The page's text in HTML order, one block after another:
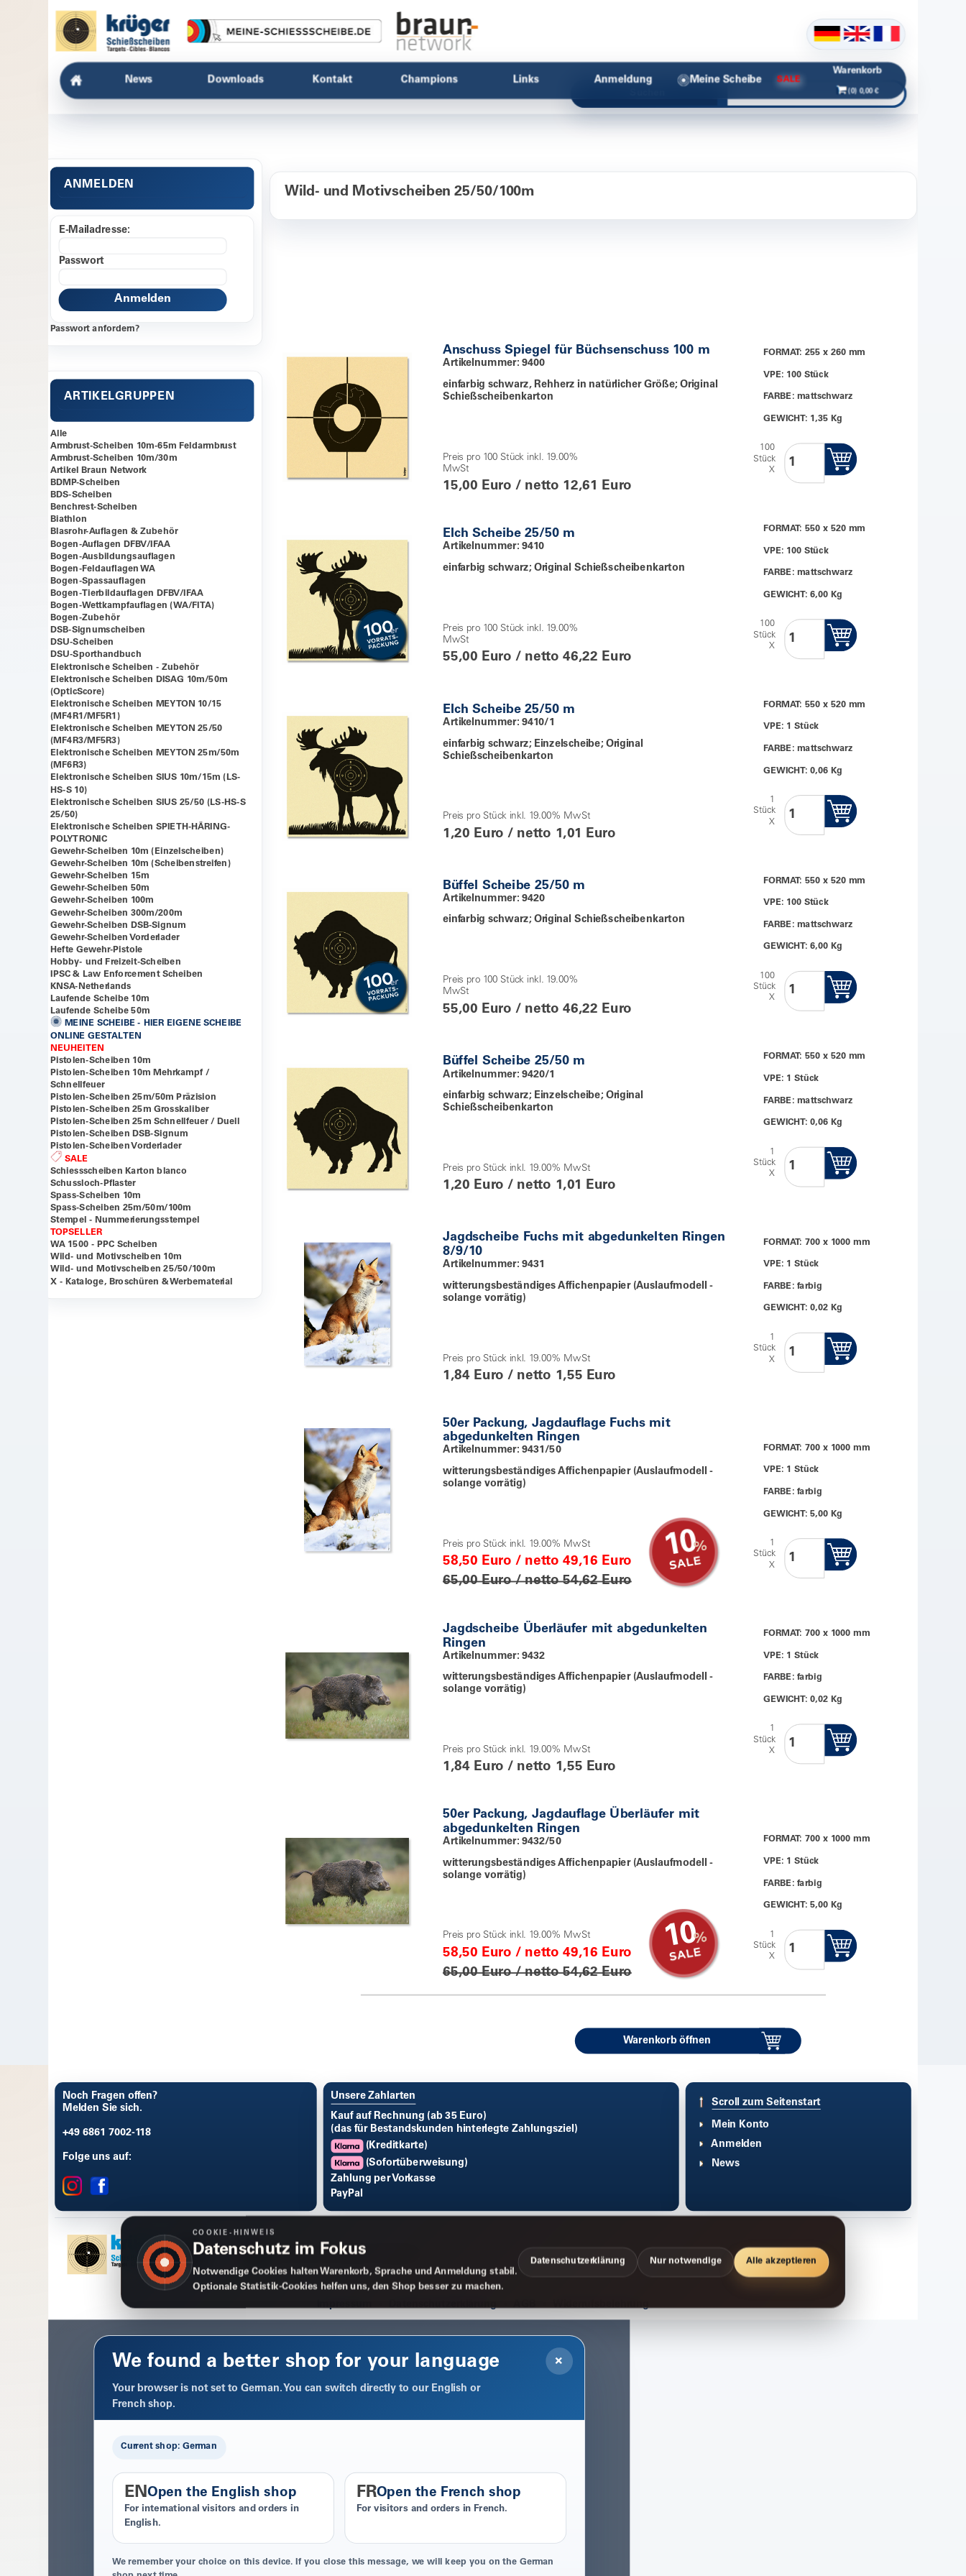
News Downloads Kontakt Champions Links Anmeldung Meine Scheibe SALE
Warenkorb
(0) 0,00 €
Wild- und Motivscheiben 25/50/100m
Anschuss Spiegel für Büchsenschuss 100 m
Artikelnummer: 9400
einfarbig schwarz, Rehherz in natürlicher Größe; Original
Schießscheibenkarton
Preis pro 100 Stück inkl. 19.00%
MwSt
15,00 Euro / netto 12,61 Euro
FORMAT: 255 x 260 mm
VPE: 100 Stück
FARBE: mattschwarz
GEWICHT: 1,35 Kg
100
Stück
X
Elch Scheibe 25/50 m
Artikelnummer: 9410
einfarbig schwarz; Original Schießscheibenkarton
Preis pro 100 Stück inkl. 19.00%
MwSt
55,00 Euro / netto 46,22 Euro
FORMAT: 550 x 520 mm
VPE: 100 Stück
FARBE: mattschwarz
GEWICHT: 6,00 Kg
100
Stück
X
Elch Scheibe 25/50 m
Artikelnummer: 9410/1
einfarbig schwarz; Einzelscheibe; Original
Schießscheibenkarton
Preis pro Stück inkl. 19.00% MwSt
1,20 Euro / netto 1,01 Euro
FORMAT: 550 x 520 mm
VPE: 1 Stück
FARBE: mattschwarz
GEWICHT: 0,06 Kg
1
Stück
X
Büffel Scheibe 25/50 m
Artikelnummer: 9420
einfarbig schwarz; Original Schießscheibenkarton
Preis pro 100 Stück inkl. 19.00%
MwSt
55,00 Euro / netto 46,22 Euro
FORMAT: 550 x 520 mm
VPE: 100 Stück
FARBE: mattschwarz
GEWICHT: 6,00 Kg
100
Stück
X
Büffel Scheibe 25/50 m
Artikelnummer: 9420/1
einfarbig schwarz; Einzelscheibe; Original
Schießscheibenkarton
Preis pro Stück inkl. 19.00% MwSt
1,20 Euro / netto 1,01 Euro
FORMAT: 550 x 520 mm
VPE: 1 Stück
FARBE: mattschwarz
GEWICHT: 0,06 Kg
1
Stück
X
Jagdscheibe Fuchs mit abgedunkelten Ringen
8/9/10
Artikelnummer: 9431
witterungsbeständiges Affichenpapier (Auslaufmodell -
solange vorrätig)
Preis pro Stück inkl. 19.00% MwSt
1,84 Euro / netto 1,55 Euro
FORMAT: 700 x 1000 mm
VPE: 1 Stück
FARBE: farbig
GEWICHT: 0,02 Kg
1
Stück
X
50er Packung, Jagdauflage Fuchs mit
abgedunkelten Ringen
Artikelnummer: 9431/50
witterungsbeständiges Affichenpapier (Auslaufmodell -
solange vorrätig)
Preis pro Stück inkl. 19.00% MwSt
58,50 Euro / netto 49,16 Euro
65,00 Euro / netto 54,62 Euro
10
FORMAT: 700 x 1000 mm
VPE: 1 Stück
FARBE: farbig
GEWICHT: 5,00 Kg
1
Stück
X
Jagdscheibe Überläufer mit abgedunkelten
Ringen
Artikelnummer: 9432
witterungsbeständiges Affichenpapier (Auslaufmodell -
solange vorrätig)
Preis pro Stück inkl. 19.00% MwSt
1,84 Euro / netto 1,55 Euro
FORMAT: 700 x 1000 mm
VPE: 1 Stück
FARBE: farbig
GEWICHT: 0,02 Kg
1
Stück
X
50er Packung, Jagdauflage Überläufer mit
abgedunkelten Ringen
Artikelnummer: 9432/50
witterungsbeständiges Affichenpapier (Auslaufmodell -
solange vorrätig)
Preis pro Stück inkl. 19.00% MwSt
58,50 Euro / netto 49,16 Euro
65,00 Euro / netto 54,62 Euro
10
FORMAT: 700 x 1000 mm
VPE: 1 Stück
FARBE: farbig
GEWICHT: 5,00 Kg
1
Stück
X
Warenkorb öffnen
ANMELDEN
E-Mailadresse:
Passwort
Passwort anfordern?
ARTIKELGRUPPEN
Alle
Armbrust-Scheiben 10m-65m Feldarmbrust
Armbrust-Scheiben 10m/30m
Artikel Braun Network
BDMP-Scheiben
BDS-Scheiben
Benchrest-Scheiben
Biathlon
Blasrohr-Auflagen & Zubehör
Bogen-Auflagen DFBV/IFAA
Bogen-Ausbildungsauflagen
Bogen-Feldauflagen WA
Bogen-Spassauflagen
Bogen-Tierbildauflagen DFBV/IFAA
Bogen-Wettkampfauflagen (WA/FITA)
Bogen-Zubehör
DSB-Signumscheiben
DSU-Scheiben
DSU-Sporthandbuch
Elektronische Scheiben - Zubehör
Elektronische Scheiben DISAG 10m/50m
(OpticScore)
Elektronische Scheiben MEYTON 10/15
(MF4R1/MF5R1)
Elektronische Scheiben MEYTON 25/50
(MF4R3/MF5R3)
Elektronische Scheiben MEYTON 25m/50m
(MF6R3)
Elektronische Scheiben SIUS 10m/15m (LS-
HS-S 10)
Elektronische Scheiben SIUS 25/50 (LS-HS-S
25/50)
Elektronische Scheiben SPIETH-HÄRING-
POLYTRONIC
Gewehr-Scheiben 10m (Einzelscheiben)
Gewehr-Scheiben 10m (Scheibenstreifen)
Gewehr-Scheiben 15m
Gewehr-Scheiben 50m
Gewehr-Scheiben 100m
Gewehr-Scheiben 300m/200m
Gewehr-Scheiben DSB-Signum
Gewehr-Scheiben Vorderlader
Hefte Gewehr-Pistole
Hobby- und Freizeit-Scheiben
IPSC & Law Enforcement Scheiben
KNSA-Netherlands
Laufende Scheibe 10m
Laufende Scheibe 50m
MEINE SCHEIBE - HIER EIGENE SCHEIBE
ONLINE GESTALTEN
NEUHEITEN
Pistolen-Scheiben 10m
Pistolen-Scheiben 10m Mehrkampf /
Schnellfeuer
Pistolen-Scheiben 25m/50m Präzision
Pistolen-Scheiben 25m Grosskaliber
Pistolen-Scheiben 25m Schnellfeuer / Duell
Pistolen-Scheiben DSB-Signum
Pistolen-Scheiben Vorderlader
SALE
Schiessscheiben Karton blanco
Schussloch-Pflaster
Spass-Scheiben 10m
Spass-Scheiben 25m/50m/100m
Stempel - Nummerierungsstempel
TOPSELLER
WA 1500 - PPC Scheiben
Wild- und Motivscheiben 10m
Wild- und Motivscheiben 25/50/100m
X - Kataloge, Broschüren & Werbematerial
Noch Fragen offen?
Melden Sie sich.
+49 6861 7002-118
Folge uns auf:
Unsere Zahlarten
Kauf auf Rechnung (ab 35 Euro)
(das für Bestandskunden hinterlegte Zahlungsziel)
(Kreditkarte)
(Sofortüberweisung)
Zahlung per Vorkasse
PayPal
Scroll zum Seitenstart
Mein Konto
Anmelden
News
Impressum Datenschutzerklärung AGB Widerrufsbelehrung
×
We found a better shop for your language
Your browser is not set to German. You can switch directly to our English or
French shop.
Current shop: German
ENOpen the English shop
For international visitors and orders in
English.
FROpen the French shop
For visitors and orders in French.
We remember your choice on this device. If you close this message, we will keep you on the German
COOKIE-HINWEIS
Datenschutz im Fokus
Notwendige Cookies halten Warenkorb, Sprache und Anmeldung stabil.
Optionale Statistik-Cookies helfen uns, den Shop besser zu machen.
Datenschutzerklärung Nur notwendige Alle akzeptieren